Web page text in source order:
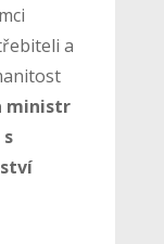
a
ministr